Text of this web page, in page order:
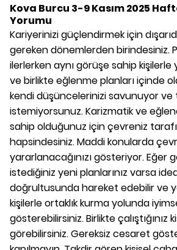
Kova Burcu 3-9 Kasım 2025
Yorumu
Kariyerinizi güçlendirmek için
gereken dönemlerden birindesiniz.
ilerlerken aynı görüşe sahip
ve birlikte eğlenme planları içinde
kendi düşüncelerinizi savunuyor ve
istemiyorsunuz. Karizmatik ve
sahip olduğunuz için çevreniz
hapsindesiniz. Maddi konularda
yararlanacağınızı gösteriyor. Eğer
istediğiniz yeni planlarınız varsa
doğrultusunda hareket edebilir ve
kişilerle ortaklık kurma yolunda
gösterebilirsiniz. Birlikte çalıştığınız
görebilirsiniz. Gereksiz cesaret